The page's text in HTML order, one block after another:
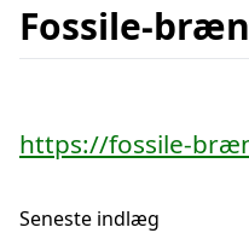
Fossile-
https://fossile-
Seneste indlæg